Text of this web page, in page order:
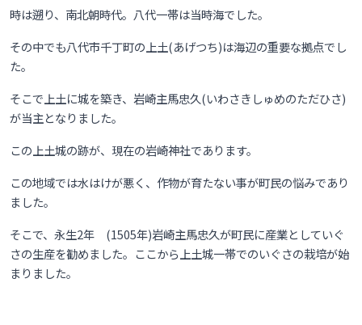
時は遡り、南北朝時代。八代一帯は当時海でした。
その中でも八代市千丁町の上土(あげつち)は海辺の重要な拠点でし
た。
そこで上土に城を築き、岩崎主馬忠久(いわさきしゅめのただひさ)
が当主となりました。
この上土城の跡が、現在の岩崎神社であります。
この地域では水はけが悪く、作物が育たない事が町民の悩みであり
ました。
そこで、永生2年 (1505年)岩崎主馬忠久が町民に産業としていぐ
さの生産を勧めました。ここから上土城一帯でのいぐさの栽培が始
まりました。